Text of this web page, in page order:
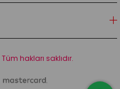
hakları saklıdır.